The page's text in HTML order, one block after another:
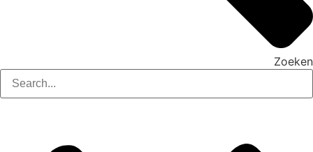
Zoeken